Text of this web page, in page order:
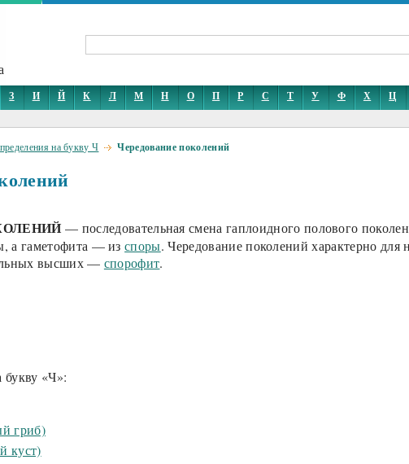
З И Й К Л М Н О П Р С Т У Ф Х Ц
на букву Ч Чередование поколений
— последовательная смена гаплоидного полового
а гаметофита — изспоры. Чередование поколений характерно
высших — спорофит.
букву «Ч»:
гриб)
куст)